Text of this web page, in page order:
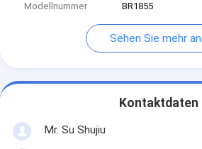
Modellnummer
BR1855
Sehen Sie mehr an
Kontaktdaten
Mr. Su Shujiu